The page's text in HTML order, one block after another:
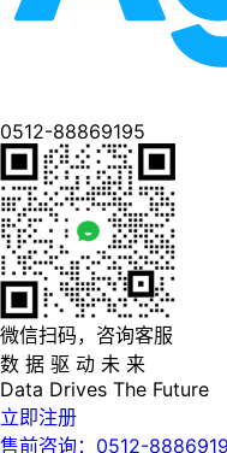
0512-88869195
微信扫码，咨询客服
数 据 驱 动 未 来
Data Drives The Future
立即注册
售前咨询：0512-